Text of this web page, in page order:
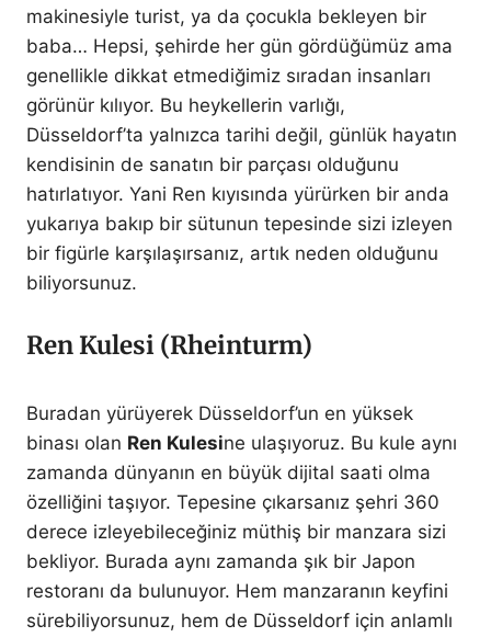
makinesiyle turist, ya da çocukla bekleyen bir
baba… Hepsi, şehirde her gün gördüğümüz ama
genellikle dikkat etmediğimiz sıradan insanları
görünür kılıyor. Bu heykellerin varlığı,
Düsseldorf’ta yalnızca tarihi değil, günlük hayatın
kendisinin de sanatın bir parçası olduğunu
hatırlatıyor. Yani Ren kıyısında yürürken bir anda
yukarıya bakıp bir sütunun tepesinde sizi izleyen
bir figürle karşılaşırsanız, artık neden olduğunu
biliyorsunuz.
Ren Kulesi (Rheinturm)
Buradan yürüyerek Düsseldorf’un en yüksek
binası olan Ren Kulesine ulaşıyoruz. Bu kule aynı
zamanda dünyanın en büyük dijital saati olma
özelliğini taşıyor. Tepesine çıkarsanız şehri 360
derece izleyebileceğiniz müthiş bir manzara sizi
bekliyor. Burada aynı zamanda şık bir Japon
restoranı da bulunuyor. Hem manzaranın keyfini
sürebiliyorsunuz, hem de Düsseldorf için anlamlı